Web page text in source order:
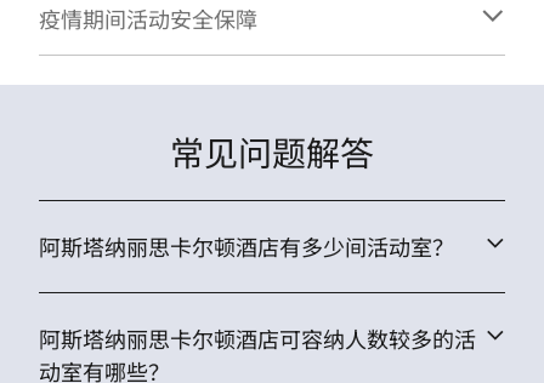
疫情期间活动安全保障
常见问题解答
阿斯塔纳丽思卡尔顿酒店有多少间活动室？
阿斯塔纳丽思卡尔顿酒店可容纳人数较多的活
动室有哪些？